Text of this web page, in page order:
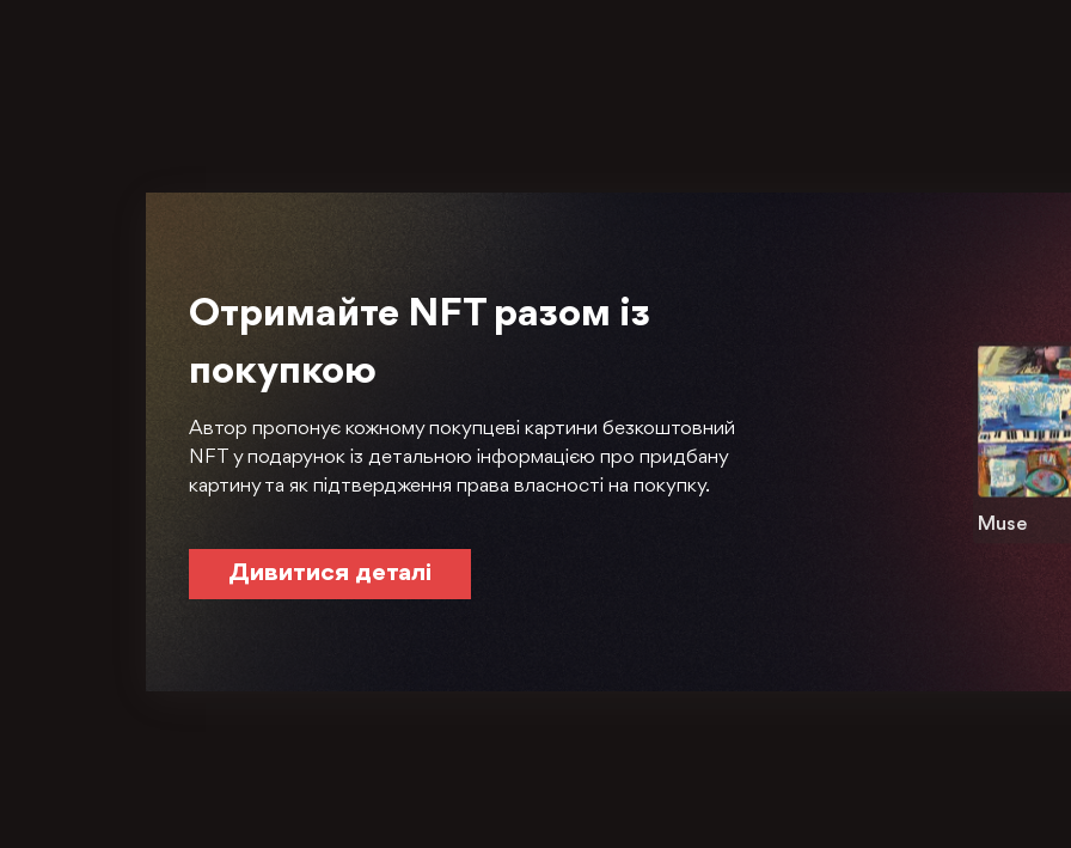
Отримайте NFT разом із
покупкою
Автор пропонує кожному покупцеві картини безкоштовний
NFT у подарунок із детальною інформацією про придбану
картину та як підтвердження права власності на покупку.
Дивитися деталі
Muse